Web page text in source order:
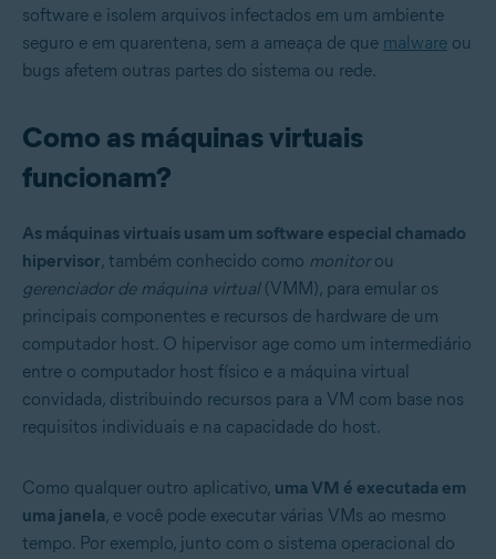
software e isolem arquivos infectados em um ambiente
seguro e em quarentena, sem a ameaça de que malware ou
bugs afetem outras partes do sistema ou rede.
Como as máquinas virtuais
funcionam?
As máquinas virtuais usam um software especial chamado
hipervisor, também conhecido como monitorou
gerenciador de máquina virtual(VMM), para emular os
principais componentes e recursos de hardware de um
computador host. O hipervisor age como um intermediário
entre o computador host físico e a máquina virtual
convidada, distribuindo recursos para a VM com base nos
requisitos individuais e na capacidade do host.
Como qualquer outro aplicativo, uma VM é executada em
uma janela, e você pode executar várias VMs ao mesmo
tempo. Por exemplo, junto com o sistema operacional do